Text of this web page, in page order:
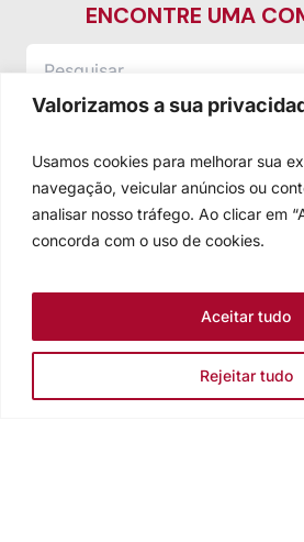
Valorizamos a sua
Usamos cookies para melhorar sua
navegação, veicular anúncios ou
analisar nosso tráfego. Ao clicar em
concorda com o uso de cookies.
Rejeitar tudo
Aceitar tudo
ENCONTRE UMA